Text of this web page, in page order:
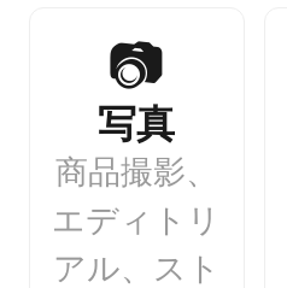
📷
写真
商品撮影、
エディトリ
アル、スト